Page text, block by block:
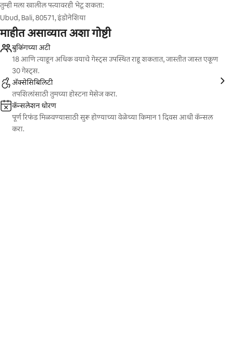
तुम्ही मला खालील पत्त्यावरही भेटू शकता:
Ubud, Bali, 80571, इंडोनेशिया
माहीत असाव्यात अशा गोष्टी
बुकिंगच्या अटी
18 आणि त्याहून अधिक वयाचे गेस्ट्स उपस्थित राहू शकतात, जास्तीत जास्त एकूण
30 गेस्ट्स.
ॲक्सेसिबिलिटी
तपशिलांसाठी तुमच्या होस्टना मेसेज करा.
कॅन्सलेशन धोरण
पूर्ण रिफंड मिळवण्यासाठी सुरू होण्याच्या वेळेच्या किमान 1 दिवस आधी कॅन्सल
करा.